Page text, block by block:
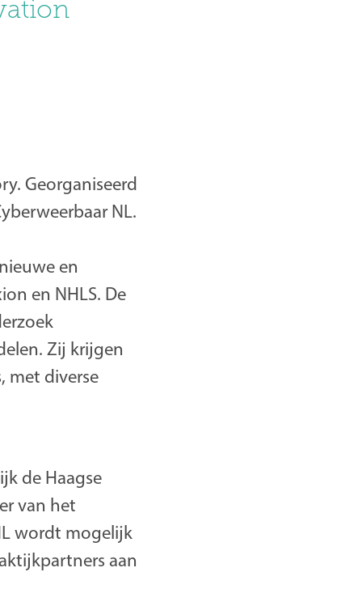
Georganiseerd
NL.
en
en NHLS. De
Zij krijgen
met diverse
de Haagse
van het
wordt mogelijk
aan